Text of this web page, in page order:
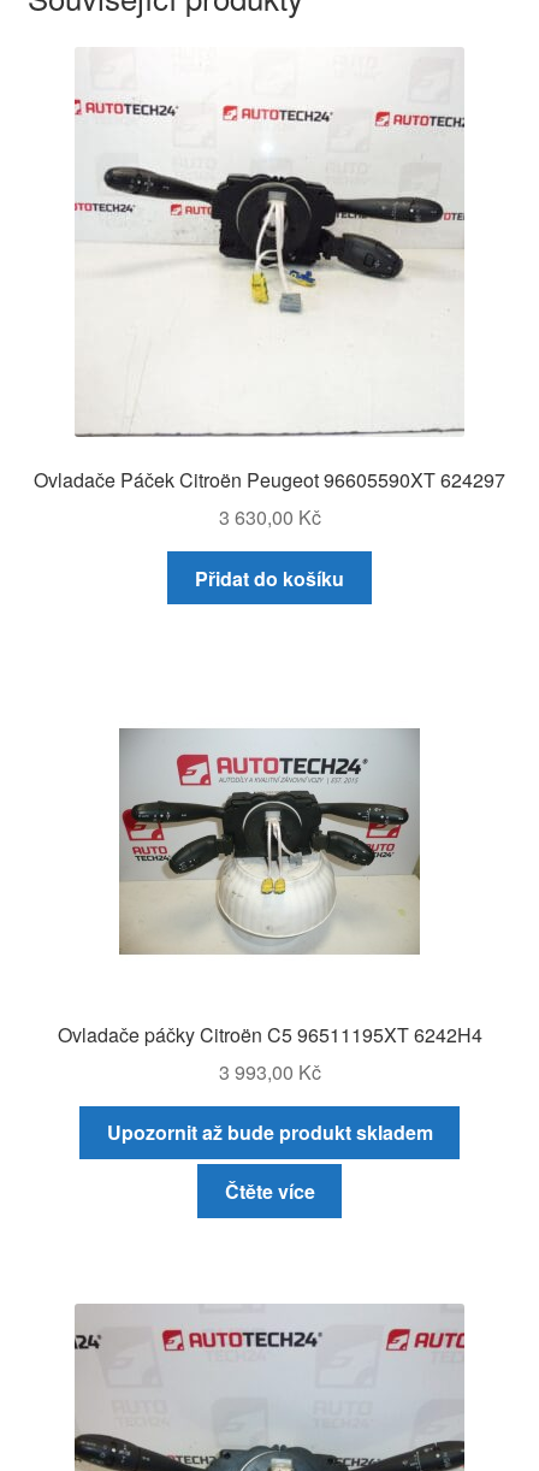
Ovladače Páček Citroën Peugeot 96605590XT 624297
3 630,00 Kč
Přidat do košíku
Ovladače páčky Citroën C5 96511195XT 6242H4
3 993,00 Kč
Upozornit až bude produkt skladem
Čtěte více